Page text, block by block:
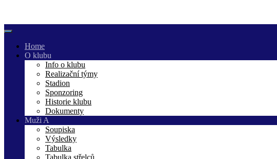
content
Home
O klubu
Info o klubu
Realizační týmy
Stadion
Sponzoring
Historie klubu
Dokumenty
Muži A
Soupiska
Výsledky
Tabulka